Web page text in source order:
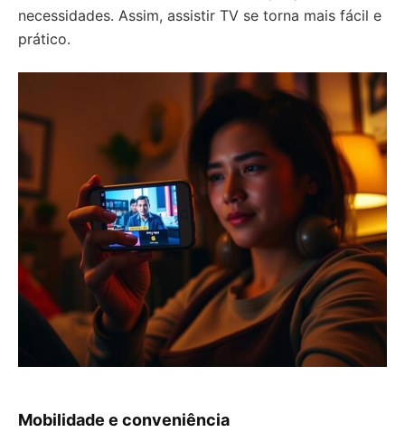
necessidades. Assim, assistir TV se torna mais fácil e
prático.
Mobilidade e conveniência